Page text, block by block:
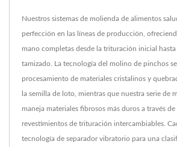
Nuestros sistemas de molienda de alimentos
perfección en las líneas de producción,
mano completas desde la trituración inicial hasta
tamizado. La tecnología del molino de pinchos se
procesamiento de materiales cristalinos y
la semilla de loto, mientras que nuestra serie de
maneja materiales fibrosos más duros a través
revestimientos de trituración intercambiables.
tecnología de separador vibratorio para una